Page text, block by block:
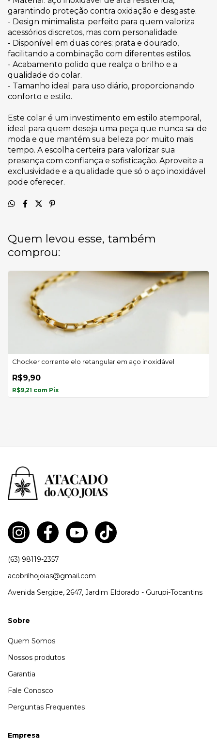
garantindo proteção contra oxidação e desgaste.
- Design minimalista: perfeito para quem valoriza
acessórios discretos, mas com personalidade.
- Disponível em duas cores: prata e dourado,
facilitando a combinação com diferentes estilos.
- Acabamento polido que realça o brilho e a
qualidade do colar.
- Tamanho ideal para uso diário, proporcionando
conforto e estilo.
Este colar é um investimento em estilo atemporal,
ideal para quem deseja uma peça que nunca sai de
moda e que mantém sua beleza por muito mais
tempo. A escolha certeira para valorizar sua
presença com confiança e sofisticação. Aproveite a
exclusividade e a qualidade que só o aço inoxidável
pode oferecer.
Quem levou esse, também
comprou:
Chocker corrente elo retangular em aço inoxidável
R$9,90
R$9,21 com Pix
(63) 98119-2357
acobrilhojoias@gmail.com
Avenida Sergipe, 2647, Jardim Eldorado - Gurupi-Tocantins
Sobre
Quem Somos
Nossos produtos
Garantia
Fale Conosco
Perguntas Frequentes
Empresa